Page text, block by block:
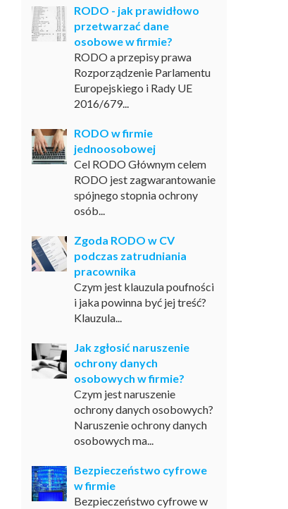
RODO - jak prawidłowo
przetwarzać dane
osobowe w firmie?
RODO a przepisy prawa
Rozporządzenie Parlamentu
Europejskiego i Rady UE
2016/679...
RODO w firmie
jednoosobowej
Cel RODO Głównym celem
RODO jest zagwarantowanie
spójnego stopnia ochrony
osób...
Zgoda RODO w CV
podczas zatrudniania
pracownika
Czym jest klauzula poufności
i jaka powinna być jej treść?
Klauzula...
Jak zgłosić naruszenie
ochrony danych
osobowych w firmie?
Czym jest naruszenie
ochrony danych osobowych?
Naruszenie ochrony danych
osobowych ma...
Bezpieczeństwo cyfrowe
w firmie
Bezpieczeństwo cyfrowe w